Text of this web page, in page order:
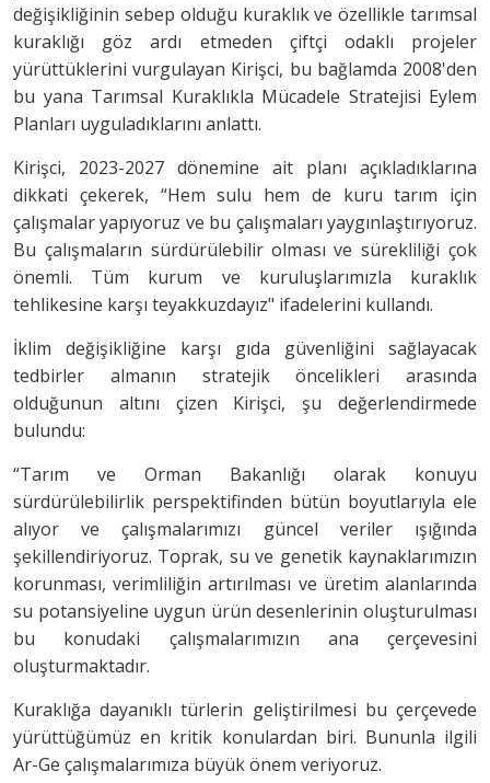
değişikliğinin sebep olduğu kuraklık ve özellikle tarımsal
kuraklığı göz ardı etmeden çiftçi odaklı projeler
yürüttüklerini vurgulayan Kirişci, bu bağlamda 2008'den
bu yana Tarımsal Kuraklıkla Mücadele Stratejisi Eylem
Planları uyguladıklarını anlattı.
Kirişci, 2023-2027 dönemine ait planı açıkladıklarına
dikkati çekerek, “Hem sulu hem de kuru tarım için
çalışmalar yapıyoruz ve bu çalışmaları yaygınlaştırıyoruz.
Bu çalışmaların sürdürülebilir olması ve sürekliliği çok
önemli. Tüm kurum ve kuruluşlarımızla kuraklık
tehlikesine karşı teyakkuzdayız" ifadelerini kullandı.
İklim değişikliğine karşı gıda güvenliğini sağlayacak
tedbirler almanın stratejik öncelikleri arasında
olduğunun altını çizen Kirişci, şu değerlendirmede
bulundu:
“Tarım ve Orman Bakanlığı olarak konuyu
sürdürülebilirlik perspektifinden bütün boyutlarıyla ele
alıyor ve çalışmalarımızı güncel veriler ışığında
şekillendiriyoruz. Toprak, su ve genetik kaynaklarımızın
korunması, verimliliğin artırılması ve üretim alanlarında
su potansiyeline uygun ürün desenlerinin oluşturulması
bu konudaki çalışmalarımızın ana çerçevesini
oluşturmaktadır.
Kuraklığa dayanıklı türlerin geliştirilmesi bu çerçevede
yürüttüğümüz en kritik konulardan biri. Bununla ilgili
Ar-Ge çalışmalarımıza büyük önem veriyoruz.